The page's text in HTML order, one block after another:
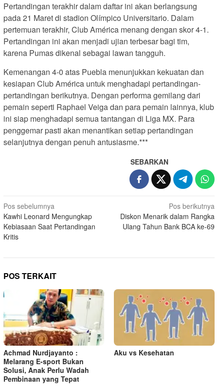
Pertandingan terakhir dalam daftar ini akan berlangsung
pada 21 Maret di stadion Olímpico Universitario. Dalam
pertemuan terakhir, Club América menang dengan skor 4-1.
Pertandingan ini akan menjadi ujian terbesar bagi tim,
karena Pumas dikenal sebagai lawan tangguh.
Kemenangan 4-0 atas Puebla menunjukkan kekuatan dan
kesiapan Club América untuk menghadapi pertandingan-
pertandingan berikutnya. Dengan performa gemilang dari
pemain seperti Raphael Veiga dan para pemain lainnya, klub
ini siap menghadapi semua tantangan di Liga MX. Para
penggemar pasti akan menantikan setiap pertandingan
selanjutnya dengan penuh antusiasme.***
SEBARKAN
N
a
v
g
a
s
i
p
o
s
Pos sebelumnya
Kawhi Leonard Mengungkap
Kebiasaan Saat Pertandingan
Kritis
Pos berikutnya
Diskon Menarik dalam Rangka
Ulang Tahun Bank BCA ke-69
POS TERKAIT
Achmad Nurdjayanto :
Melarang E-sport Bukan
Solusi, Anak Perlu Wadah
Pembinaan yang Tepat
Aku vs Kesehatan